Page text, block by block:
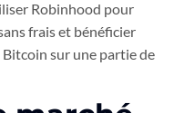
Robinhood pour
frais et bénéficier
sur une partie de